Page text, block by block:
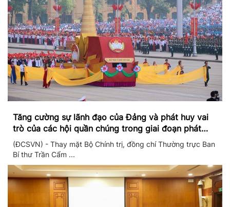
Tăng cường sự lãnh đạo của Đảng và phát huy vai
trò của các hội quần chúng trong giai đoạn phát
triển mới
(ĐCSVN) - Thay mặt Bộ Chính trị, đồng chí Thường trực Ban
Bí thư Trần Cẩm ...